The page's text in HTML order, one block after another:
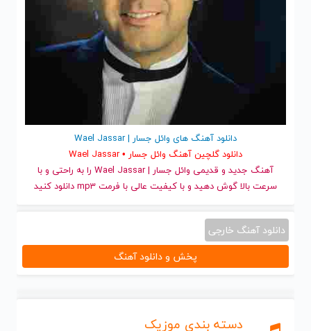
دسته بندی موزیک
دانلود آهنگ های وائل جسار | Wael Jassar
دانلود گلچین آهنگ وائل جسار • Wael Jassar
آهنگ جدید
و قدیمی وائل جسار | Wael Jassar را به راحتی و با
سرعت بالا گوش دهید و با کیفیت عالی با فرمت mp3 دانلود کنید
دانلود آهنگ خارجی
پخش و دانلود آهنگ